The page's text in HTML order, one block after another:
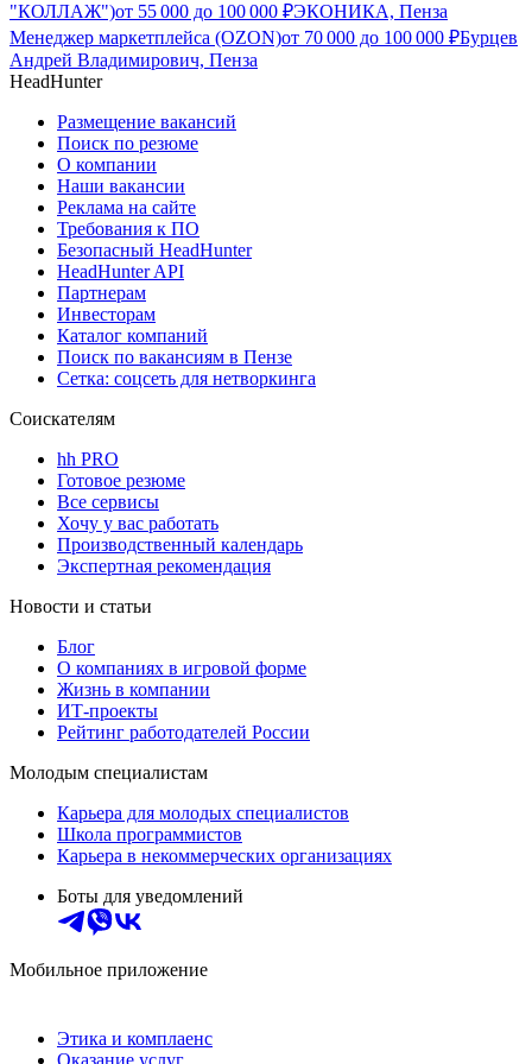
"КОЛЛАЖ")от 55 000 до 100 000 ₽ЭКОНИКА, Пенза
Менеджер маркетплейса (OZON)от 70 000 до 100 000 ₽Бурцев
Андрей Владимирович, Пенза
HeadHunter
Размещение вакансий
Поиск по резюме
О компании
Наши вакансии
Реклама на сайте
Требования к ПО
Безопасный HeadHunter
HeadHunter API
Партнерам
Инвесторам
Каталог компаний
Поиск по вакансиям в Пензе
Сетка: соцсеть для нетворкинга
Соискателям
hh PRO
Готовое резюме
Все сервисы
Хочу у вас работать
Производственный календарь
Экспертная рекомендация
Новости и статьи
Блог
О компаниях в игровой форме
Жизнь в компании
ИТ-проекты
Рейтинг работодателей России
Молодым специалистам
Карьера для молодых специалистов
Школа программистов
Карьера в некоммерческих организациях
Боты для уведомлений
Мобильное приложение
Этика и комплаенс